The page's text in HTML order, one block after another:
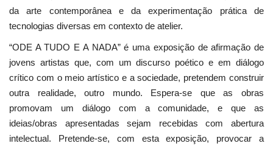
da arte contemporânea e da experimentação prática de
tecnologias diversas em contexto de atelier.
“ODE A TUDO E A NADA” é uma exposição de afirmação de
jovens artistas que, com um discurso poético e em diálogo
crítico com o meio artístico e a sociedade, pretendem construir
outra realidade, outro mundo. Espera-se que as obras
promovam um diálogo com a comunidade, e que as
ideias/obras apresentadas sejam recebidas com abertura
intelectual. Pretende-se, com esta exposição, provocar a